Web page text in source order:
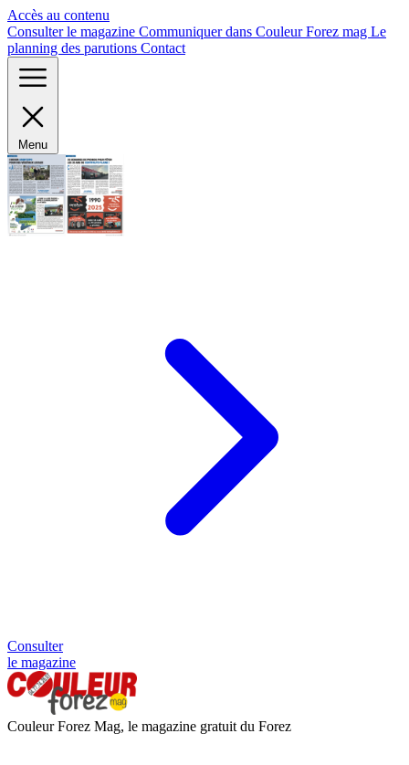
Accès au contenu
Consulter le magazine Communiquer dans Couleur Forez mag Le
planning des parutions Contact
Menu
Consulter
le magazine
Couleur Forez Mag, le magazine gratuit du Forez
Panneau de gestion des cookies